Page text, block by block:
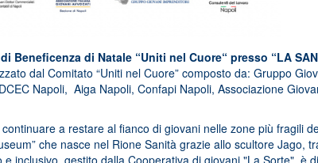
Beneficenza di Natale “Uniti nel Cuore“ presso “LA
dal Comitato “Uniti nel Cuore” composto da: Gruppo
Napoli, Aiga Napoli, Confapi Napoli, Associazione
a restare al fianco di giovani nelle zone più fragili
che nasce nel Rione Sanità grazie allo scultore Jago,
inclusivo, gestito dalla Cooperativa di giovani "La Sorte", è